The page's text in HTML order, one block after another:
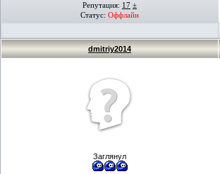
Репутация: 17 ±
Статус: Оффлайн
dmitriy2014
Заглянул